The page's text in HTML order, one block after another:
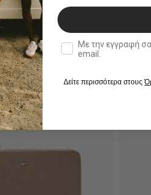
double opt in
Με την εγγραφή σας,
email.
Δείτε περισσότερα στους